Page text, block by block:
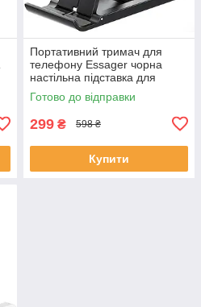
Портативний тримач для
телефону Essager чорна
настільна підставка для
гаджетів (смартфону,
планшета)
Готово до відправки
299 ₴ 598 ₴
Купити